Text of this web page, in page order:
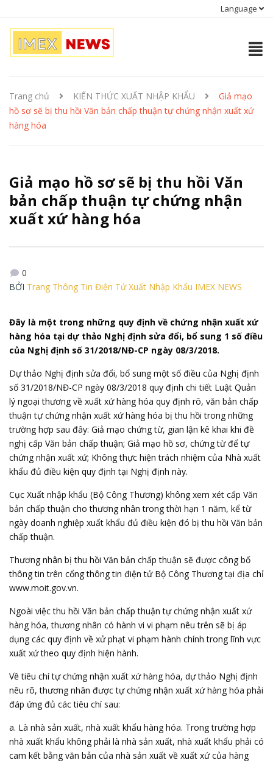
Language
Trang chủ KIẾN THỨC XUẤT NHẬP KHẨU
Giả mạo
hồ sơ sẽ bị thu hồi Văn bản chấp thuận tự chứng nhận xuất xứ
hàng hóa
Giả mạo hồ sơ sẽ bị thu hồi Văn
bản chấp thuận tự chứng nhận
xuất xứ hàng hóa
0
BỞI Trang Thông Tin Điện Tử Xuất Nhập Khẩu IMEX NEWS
Đây là một trong những quy định về chứng nhận xuất xứ
hàng hóa tại dự thảo Nghị định sửa đổi, bổ sung 1 số điều
của Nghị định số 31/2018/NĐ-CP ngày 08/3/2018.
Dự thảo Nghị định sửa đổi, bổ sung một số điều của Nghị định
số 31/2018/NĐ-CP ngày 08/3/2018 quy định chi tiết Luật Quản
lý ngoại thương về xuất xứ hàng hóa quy định rõ, văn bản chấp
thuận tự chứng nhận xuất xứ hàng hóa bị thu hồi trong những
trường hợp sau đây: Giả mạo chứng từ, gian lận kê khai khi đề
nghị cấp Văn bản chấp thuận; Giả mạo hồ sơ, chứng từ để tự
chứng nhận xuất xứ; Không thực hiện trách nhiệm của Nhà xuất
khẩu đủ điều kiện quy định tại Nghị định này.
Cục Xuất nhập khẩu (Bộ Công Thương) không xem xét cấp Văn
bản chấp thuận cho thương nhân trong thời hạn 1 năm, kể từ
ngày doanh nghiệp xuất khẩu đủ điều kiện đó bị thu hồi Văn bản
chấp thuận.
Thương nhân bị thu hồi Văn bản chấp thuận sẽ được công bố
thông tin trên cổng thông tin điện tử Bộ Công Thương tại địa chỉ
www.moit.gov.vn.
Ngoài việc thu hồi Văn bản chấp thuận tự chứng nhận xuất xứ
hàng hóa, thương nhân có hành vi vi phạm nêu trên sẽ bị áp
dụng các quy định về xử phạt vi phạm hành chính trong lĩnh vực
xuất xứ theo quy định hiện hành.
Về tiêu chítự chứng nhận xuất xứ hàng hóa, dự thảo Nghị định
nêu rõ, thương nhân được tự chứng nhận xuất xứ hàng hóa phải
đáp ứng đủ các tiêu chí sau:
a. Là nhà sản xuất, nhà xuất khẩu hàng hóa. Trong trường hợp
nhà xuất khẩu không phải là nhà sản xuất, nhà xuất khẩu phải có
cam kết bằng văn bản của nhà sản xuất về xuất xứ của hàng